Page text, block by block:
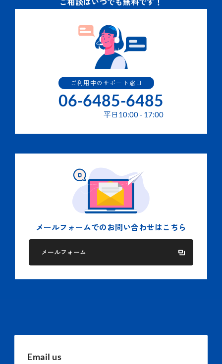
ご相談はいつでも無料です！
ご利用中のサポート窓口
06-6485-6485
平日 10:00- 17:00
メールフォームでの お問い合わせはこちら
メールフォーム
Email us